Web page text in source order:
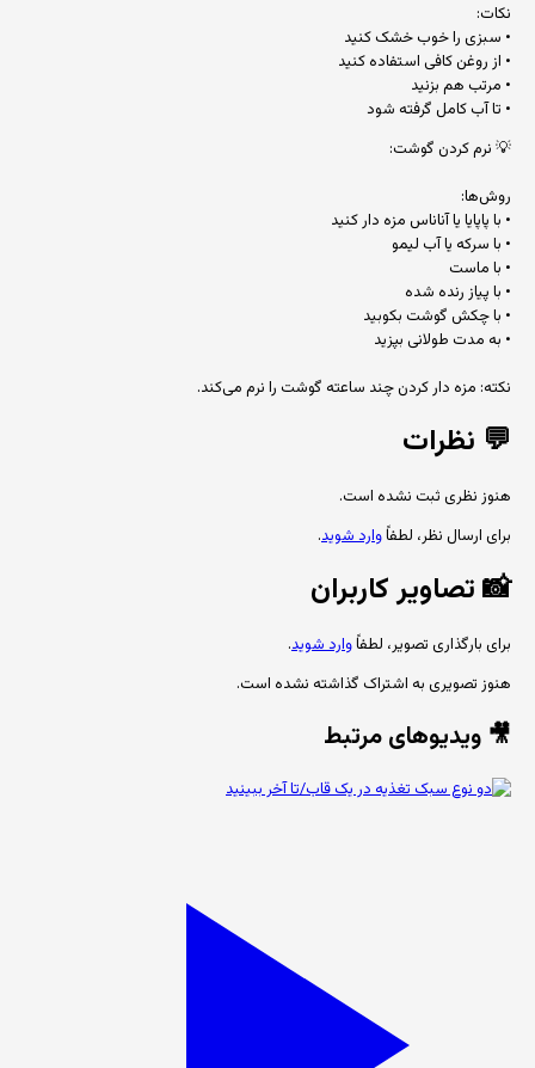
نکات:
• سبزی را خوب خشک کنید
• از روغن کافی استفاده کنید
• مرتب هم بزنید
• تا آب کامل گرفته شود
💡 نرم کردن گوشت:
روش‌ها:
• با پاپایا یا آناناس مزه دار کنید
• با سرکه یا آب لیمو
• با ماست
• با پیاز رنده شده
• با چکش گوشت بکوبید
• به مدت طولانی بپزید
نکته: مزه دار کردن چند ساعته گوشت را نرم می‌کند.
💬 نظرات
هنوز نظری ثبت نشده است.
برای ارسال نظر، لطفاًوارد شوید.
📸تصاویر کاربران
برای بارگذاری تصویر، لطفاًوارد شوید.
هنوز تصویری به اشتراک گذاشته نشده است.
🎥 ویدیوهای مرتبط